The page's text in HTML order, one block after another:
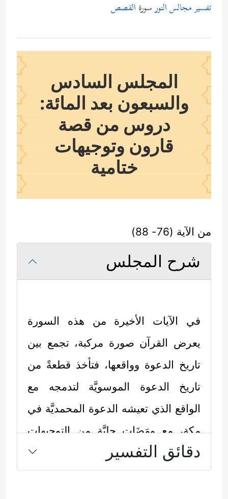
تفسير مجالس النورسورة القصص
المجلس السادس
والسبعون بعد المائة:
دروس من قصة
قارون وتوجيهات
ختامية
من الآية (76- 88)
شرح المجلس
في الآيات الأخيرة من هذه السورة
يعرض القرآن صورة مركبة، تجمع بين
تاريخ الدعوة وواقعها، فتأخذ قطعةً من
تاريخ الدعوة الموسويَّة لتدمجه مع
الواقع الذي تعيشه الدعوة المحمديَّة في
مكة، مع ومَضَات جليَّة من التوجيهات
الربانيَّة، وبسياق يُؤكِّد أننا في مدرسةٍ
واحدةٍ مهما تباعَدَت أيامها، واختَلَفَت
دقائق التفسير